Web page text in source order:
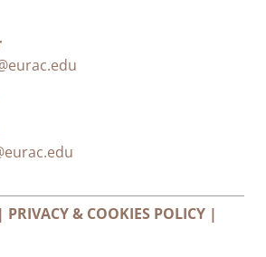
| PRIVACY & COOKIES POLICY |